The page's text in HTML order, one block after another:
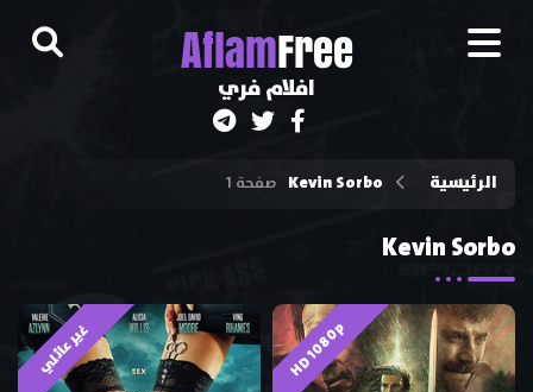
AflamFree
افلام فري
الرئيسية Kevin Sorbo صفحة 1
Kevin Sorbo
HD 1080p غير عائلي